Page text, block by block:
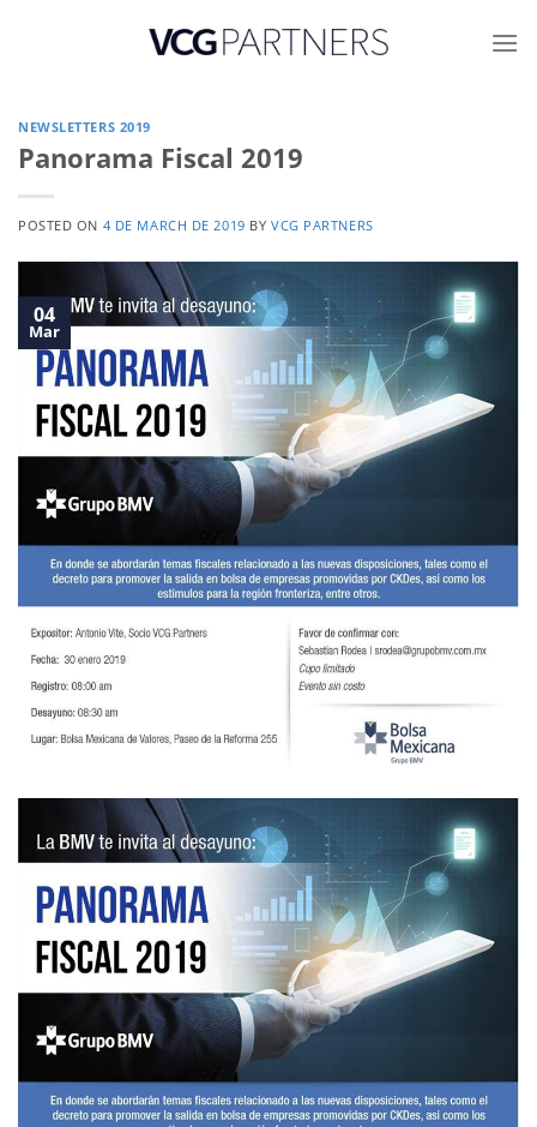
NEWSLETTERS 2019
Panorama Fiscal 2019
POSTED ON 4 DE MARCH DE 2019 BY VCG PARTNERS
04
Mar